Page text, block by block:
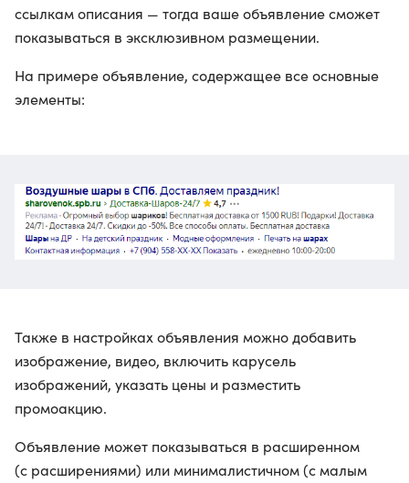
ссылкам описания — тогда ваше объявление сможет
показываться в эксклюзивном размещении.
На примере объявление, содержащее все основные
элементы:
Также в настройках объявления можно добавить
изображение, видео, включить карусель
изображений, указать цены и разместить
промоакцию.
Объявление может показываться в расширенном
(с расширениями) или минималистичном (с малым